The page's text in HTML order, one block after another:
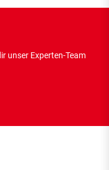
unser Experten-Team